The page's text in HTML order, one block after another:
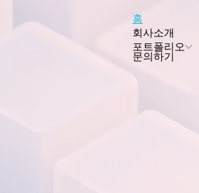
홈
회사소개
포트폴리오
문의하기